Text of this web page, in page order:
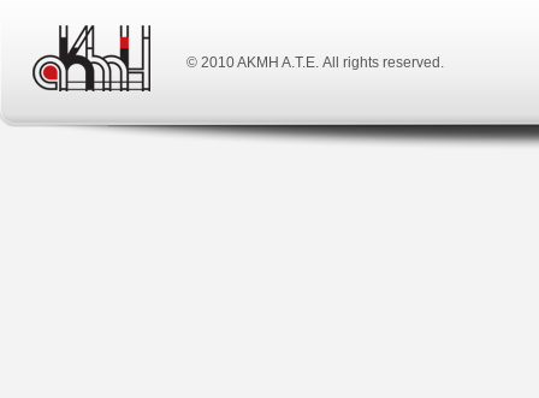
© 2010 ΑΚΜΗ Α.Τ.Ε. All rights reserved.